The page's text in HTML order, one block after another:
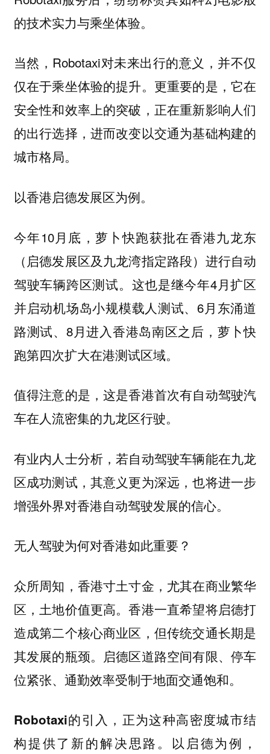
的技术实力与乘坐体验。
当然，Robotaxi对未来出行的意义，并不仅
仅在于乘坐体验的提升。更重要的是， 它在
安全性和效率上的突破，正在重新影响人们
的出行选择，进而改变以交通为基础构建的
城市格局。
以香港启德发展区为例。
今年10月底，萝卜快跑获批在香港九龙东
（启德发展区及九龙湾指定路段）进行自动
驾驶车辆跨区测试。这也是继今年4月扩区
并启动机场岛小规模载人测试、6月东涌道
路测试、8月进入香港岛南区之后，萝卜快
跑第四次扩大在港测试区域。
值得注意的是，这是香港首次有自动驾驶汽
车在人流密集的九龙区行驶。
有业内人士分析，若自动驾驶车辆能在九龙
区成功测试，其意义更为深远，也将进一步
增强外界对香港自动驾驶发展的信心。
无人驾驶为何对香港如此重要？
众所周知，香港寸土寸金，尤其在商业繁华
区，土地价值更高。香港一直希望将启德打
造成第二个核心商业区，但传统交通长期是
其发展的瓶颈。启德区道路空间有限、停车
位紧张、通勤效率受制于地面交通饱和。
Robotaxi的引入，正为这种高密度城市结
构提供了新的解决思路。 以启德为例，